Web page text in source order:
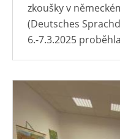
zkoušky v
(Deutsches
6.-7.3.2025